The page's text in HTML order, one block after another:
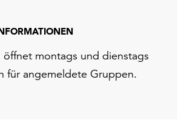
öffnet montags und dienstags
für angemeldete Gruppen.